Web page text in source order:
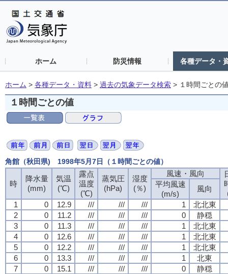
ホーム 防災情報 各種データ・
ホーム > 各種データ・資料 > 過去の気象データ検索 > １時間ごとの
１時間ごとの値
角館（秋田県) 1998年5月7日（１時間ごとの値）
時
降水量
(mm)
気温
(℃)
露点
温度
(℃)
蒸気圧
(hPa)
湿度
(％)
風速・風向
平均風速
(m/s)
風向
1
0 12.9 /// /// /// 1
北北東
2
0 11.2 /// /// /// 0
静穏
3
0 11.3 /// /// /// 1
北北東
4
0 12.6 /// /// /// 1
北北東
5
0 12.2 /// /// /// 1
北北東
6
0 13.3 /// /// /// 1
北東
7
0 15.1 /// /// /// 0
静穏